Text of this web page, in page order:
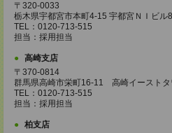
〒320-0033
栃木県宇都宮市本町4-15 宇都宮ＮＩビル
TEL：0120-713-515
担当：採用担当
高崎支店
〒370-0814
群馬県高崎市栄町16-11 高崎イーストタ
TEL：0120-713-515
担当：採用担当
柏支店